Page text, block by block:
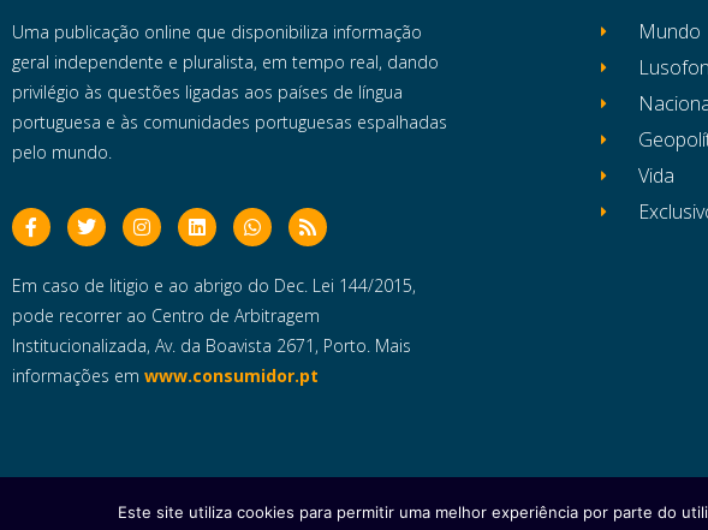
Uma publicação online que disponibiliza informação
geral independente e pluralista, em tempo real, dando
privilégio às questões ligadas aos países de língua
portuguesa e às comunidades portuguesas espalhadas
pelo mundo.
Em caso de litigio e ao abrigo do Dec. Lei 144/2015,
pode recorrer ao Centro de Arbitragem
Institucionalizada, Av. da Boavista 2671, Porto. Mais
informações em www.consumidor.pt
Mundo
Vida
Copyright © 2025 e- Global Notícias em Português | Todos os direitos reservados
Este site utiliza cookies para permitir uma melhor experiência por parte do